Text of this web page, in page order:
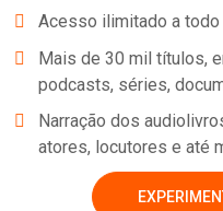
Acesso ilimitado a
Mais de 30 mil títulos,
podcasts, séries,
Narração dos
atores, locutores e até